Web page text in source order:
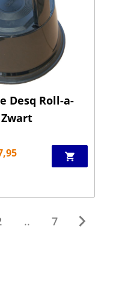
Desq Roll-a-
.. 7